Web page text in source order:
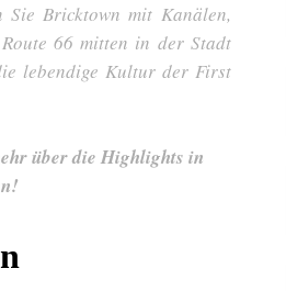
Sie Bricktown mit Kanälen,
66 mitten in der Stadt
lebendige Kultur der First
über die Highlights in